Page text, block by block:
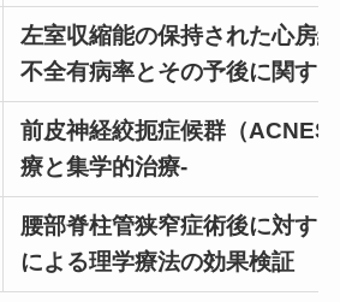
左室収縮能の保持された心房
不全有病率とその予後に関す
前皮神経絞扼症候群（
療と集学的治療-
腰部脊柱管狭窄症術後に対す
による理学療法の効果検証